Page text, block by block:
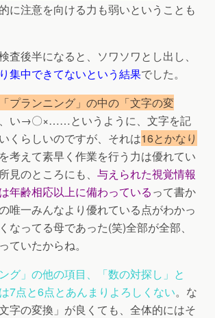
に注意を向ける力も弱いということも
査後半になると、ソワソワとし出し、
集中できてないという結果でした。
「プランニング」の中の「文字の変
い→〇×……というように、文字を記
くらしいのですが、それは16とかなり
考えて素早く作業を行う力は優れてい
見のところにも、 与えられた視覚情報
年齢相応以上に備わっているって書か
唯一みんなより優れている点がわかっ
なってる母であった(笑)全部が全部、
ていたからね。
グ」の他の項目、「数の対探し」と
7点と6点とあんまりよろしくない。な
字の変換」が良くても、全体的にはそ